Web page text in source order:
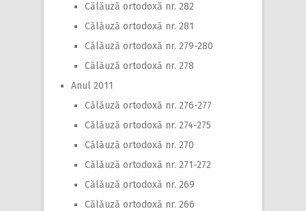
Călăuză ortodoxă nr. 282
Călăuză ortodoxă nr. 281
Călăuză ortodoxă nr. 279-280
Călăuză ortodoxă nr. 278
Anul 2011
Călăuză ortodoxă nr. 276-277
Călăuză ortodoxă nr. 274-275
Călăuză ortodoxă nr. 270
Călăuză ortodoxă nr. 271-272
Călăuză ortodoxă nr. 269
Călăuză ortodoxă nr. 266